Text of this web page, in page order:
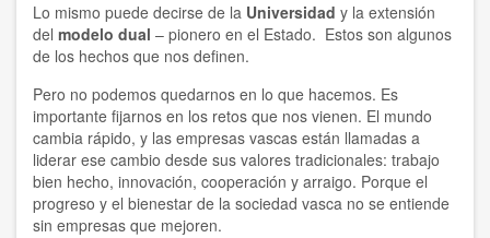
Lo mismo puede decirse de la Universidad y la extensión
del modelo dual – pionero en el Estado. Estos son algunos
de los hechos que nos definen.
Pero no podemos quedarnos en lo que hacemos. Es
importante fijarnos en los retos que nos vienen. El mundo
cambia rápido, y las empresas vascas están llamadas a
liderar ese cambio desde sus valores tradicionales: trabajo
bien hecho, innovación, cooperación y arraigo. Porque el
progreso y el bienestar de la sociedad vasca no se entiende
sin empresas que mejoren.